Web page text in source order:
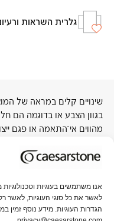
אנו משתמשים בעוגיות
לאשר את כל סוגי העוגיות, לאשר
הגדרות העוגיות. מידע נוסף זמין
גלרית השראות
שינויים קלים במראה של
בגוון הצבע או בדוגמה הם
מהווים אי־התאמה או פגם
החברה או אצל סיטונאי קרוב.
אודות אבן קיסר